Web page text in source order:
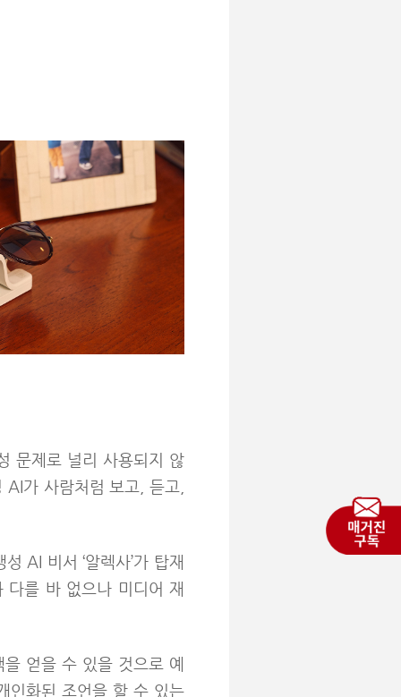
문제로 널리 사용되지 않
가 사람처럼 보고, 듣고,
성 AI 비서‘알렉사’가 탑재
다를 바 없으나 미디어 재
얻을 수 있을 것으로 예
인화된 조언을 할 수 있는